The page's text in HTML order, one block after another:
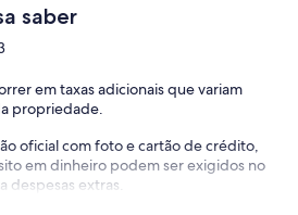
saber
em taxas adicionais que variam
propriedade.
oficial com foto e cartão de crédito,
em dinheiro podem ser exigidos no
despesas extras.